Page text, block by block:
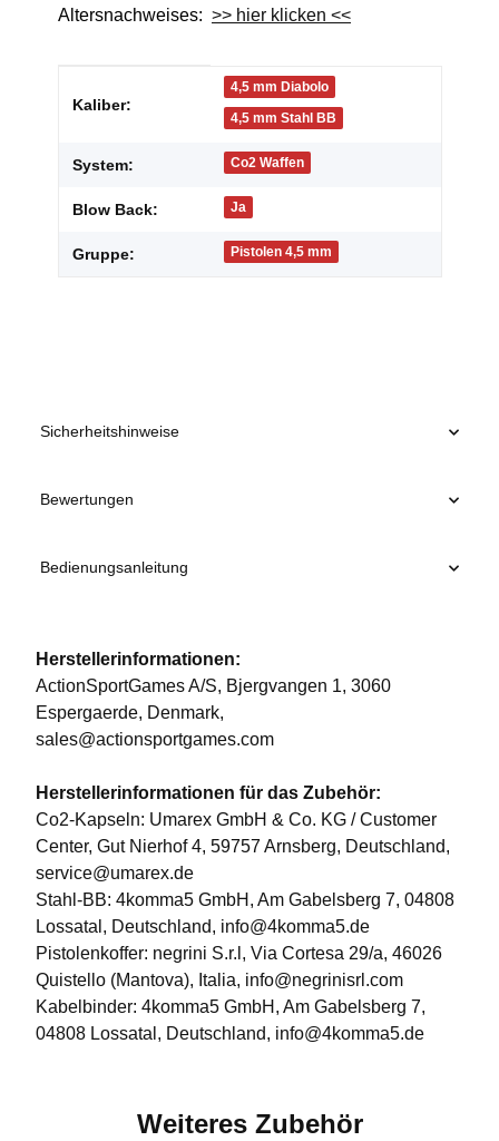
Altersnachweises: >> hier klicken <<
Produkteigenschaft
Kaliber:
4,5 mm Diabolo
4,5 mm Stahl BB
System: Co2 Waffen
Blow Back: Ja
Gruppe: Pistolen 4,5 mm
Sicherheitshinweise
Bewertungen
Bedienungsanleitung
Herstellerinformationen:
ActionSportGames A/S, Bjergvangen 1, 3060
Espergaerde, Denmark,
sales@actionsportgames.com
Herstellerinformationen für das Zubehör:
Co2-Kapseln: Umarex GmbH & Co. KG / Customer
Center, Gut Nierhof 4, 59757 Arnsberg, Deutschland,
service@umarex.de
Stahl-BB: 4komma5 GmbH, Am Gabelsberg 7, 04808
Lossatal, Deutschland, info@4komma5.de
Pistolenkoffer: negrini S.r.l, Via Cortesa 29/a, 46026
Quistello (Mantova), Italia, info@negrinisrl.com
Kabelbinder: 4komma5 GmbH, Am Gabelsberg 7,
04808 Lossatal, Deutschland, info@4komma5.de
Weiteres Zubehör